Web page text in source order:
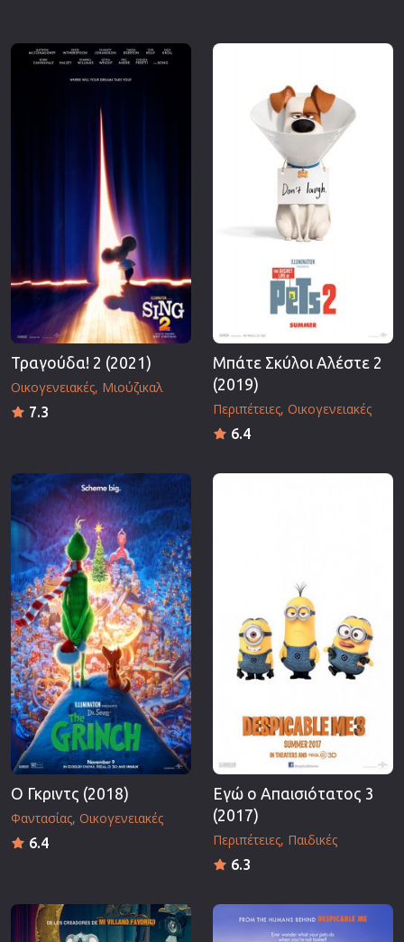
Τραγούδα! 2 (2021)
Οικογενειακές Μιούζικαλ
7.3
Μπάτε Σκύλοι Αλέστε 2
(2019)
Περιπέτειες Οικογενειακές
6.4
Ο Γκριντς (2018)
Φαντασίας Οικογενειακές
6.4
Εγώ ο Απαισιότατος 3
(2017)
Περιπέτειες Παιδικές
6.3